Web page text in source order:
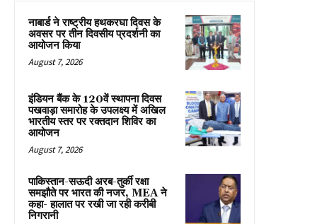
नाबार्ड ने राष्ट्रीय हथकरघा दिवस के
अवसर पर तीन दिवसीय प्रदर्शनी का
आयोजन किया
August 7, 2026
इंडियन बैंक के 120वें स्थापना दिवस
पखवाड़ा समारोह के उपलक्ष्य में अखिल
भारतीय स्तर पर रक्तदान शिविर का
आयोजन
August 7, 2026
पाकिस्तान-सऊदी अरब-तुर्की रक्षा
समझौते पर भारत की नजर, MEA ने
कहा- हालात पर रखी जा रही करीबी
निगरानी